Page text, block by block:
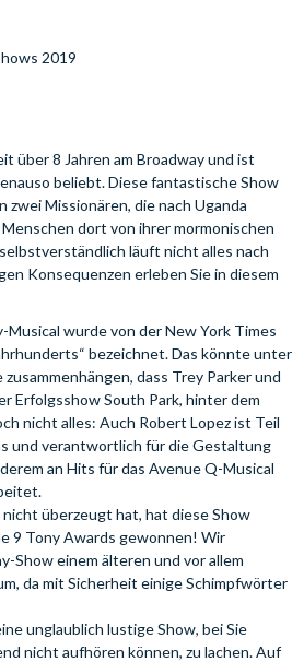
über 8 Jahren am Broadway und ist
beliebt. Diese fantastische Show
zwei Missionären, die nach Uganda
dort von ihrer mormonischen
läuft nicht alles nach
Konsequenzen erleben Sie in diesem
wurde von der New York Times
bezeichnet. Das könnte unter
dass Trey Parker und
Erfolgsshow South Park, hinter dem
nicht alles: Auch Robert Lopez ist Teil
und verantwortlich für die Gestaltung
an Hits für das Avenue Q-Musical
nicht überzeugt hat, hat diese Show
9 Tony Awards gewonnen! Wir
Show einem älteren und vor allem
da mit Sicherheit einige Schimpfwörter
unglaublich lustige Show, bei Sie
nicht aufhören können, zu lachen. Auf